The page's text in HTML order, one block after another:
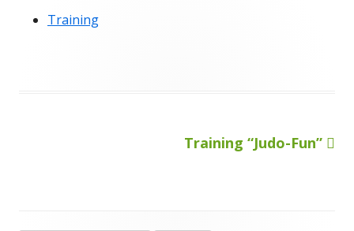
Training
BeitragsnavigationNächster
Training “Judo-Fun”